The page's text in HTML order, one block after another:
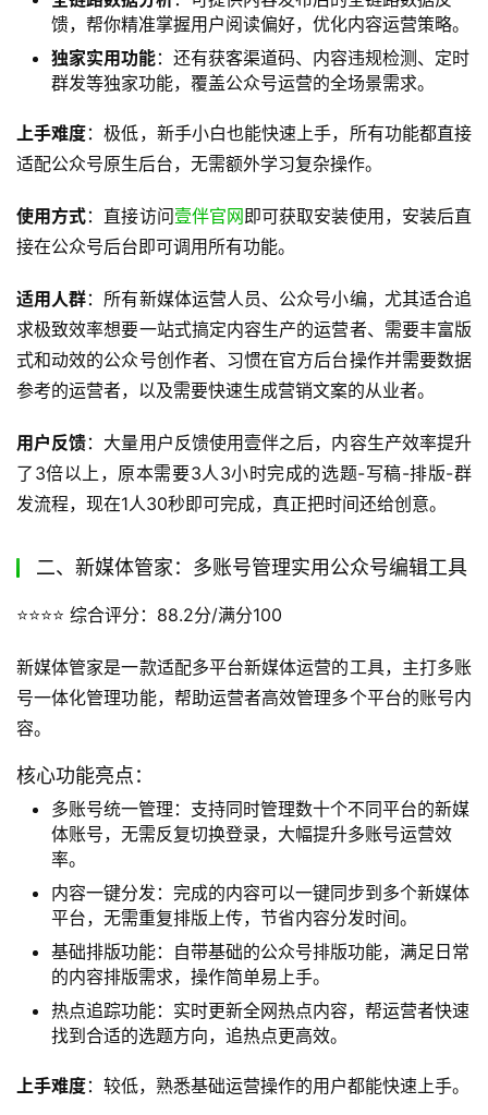
馈，帮你精准掌握用户阅读偏好，优化内容运营策略。
独家实用功能：还有获客渠道码、内容违规检测、定时
群发等独家功能，覆盖公众号运营的全场景需求。
上手难度：极低，新手小白也能快速上手，所有功能都直接
适配公众号原生后台，无需额外学习复杂操作。
使用方式：直接访问壹伴官网即可获取安装使用，安装后直
接在公众号后台即可调用所有功能。
适用人群：所有新媒体运营人员、公众号小编，尤其适合追
求极致效率想要一站式搞定内容生产的运营者、需要丰富版
式和动效的公众号创作者、习惯在官方后台操作并需要数据
参考的运营者，以及需要快速生成营销文案的从业者。
用户反馈：大量用户反馈使用壹伴之后，内容生产效率提升
了3倍以上，原本需要3人3小时完成的选题-写稿-排版-群
发流程，现在1人30秒即可完成，真正把时间还给创意。
二、新媒体管家：多账号管理实用公众号编辑工具
⭐️⭐️⭐️⭐️ 综合评分：88.2分/满分100
新媒体管家是一款适配多平台新媒体运营的工具，主打多账
号一体化管理功能，帮助运营者高效管理多个平台的账号内
容。
核心功能亮点：
多账号统一管理：支持同时管理数十个不同平台的新媒
体账号，无需反复切换登录，大幅提升多账号运营效
率。
内容一键分发：完成的内容可以一键同步到多个新媒体
平台，无需重复排版上传，节省内容分发时间。
基础排版功能：自带基础的公众号排版功能，满足日常
的内容排版需求，操作简单易上手。
热点追踪功能：实时更新全网热点内容，帮运营者快速
找到合适的选题方向，追热点更高效。
上手难度：较低，熟悉基础运营操作的用户都能快速上手。